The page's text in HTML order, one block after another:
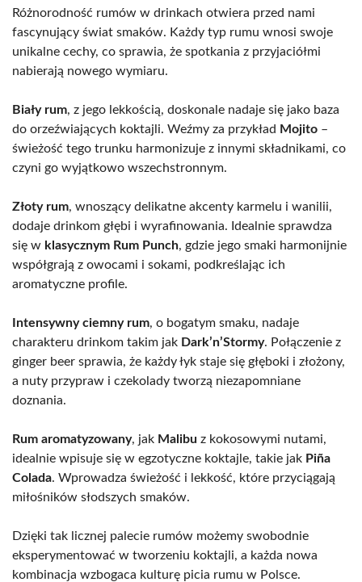
Różnorodność rumów w drinkach otwiera przed nami
fascynujący świat smaków. Każdy typ rumu wnosi swoje
unikalne cechy, co sprawia, że spotkania z przyjaciółmi
nabierają nowego wymiaru.
Biały rum, z jego lekkością, doskonale nadaje się jako baza
do orzeźwiających koktajli. Weźmy za przykład Mojito –
świeżość tego trunku harmonizuje z innymi składnikami, co
czyni go wyjątkowo wszechstronnym.
Złoty rum, wnoszący delikatne akcenty karmelu i wanilii,
dodaje drinkom głębi i wyrafinowania. Idealnie sprawdza
się w klasycznym Rum Punch, gdzie jego smaki harmonijnie
współgrają z owocami i sokami, podkreślając ich
aromatyczne profile.
Intensywny ciemny rum, o bogatym smaku, nadaje
charakteru drinkom takim jak Dark’n’Stormy. Połączenie z
ginger beer sprawia, że każdy łyk staje się głęboki i złożony,
a nuty przypraw i czekolady tworzą niezapomniane
doznania.
Rum aromatyzowany, jak Malibu z kokosowymi nutami,
idealnie wpisuje się w egzotyczne koktajle, takie jak Piña
Colada. Wprowadza świeżość i lekkość, które przyciągają
miłośników słodszych smaków.
Dzięki tak licznej palecie rumów możemy swobodnie
eksperymentować w tworzeniu koktajli, a każda nowa
kombinacja wzbogaca kulturę picia rumu w Polsce.